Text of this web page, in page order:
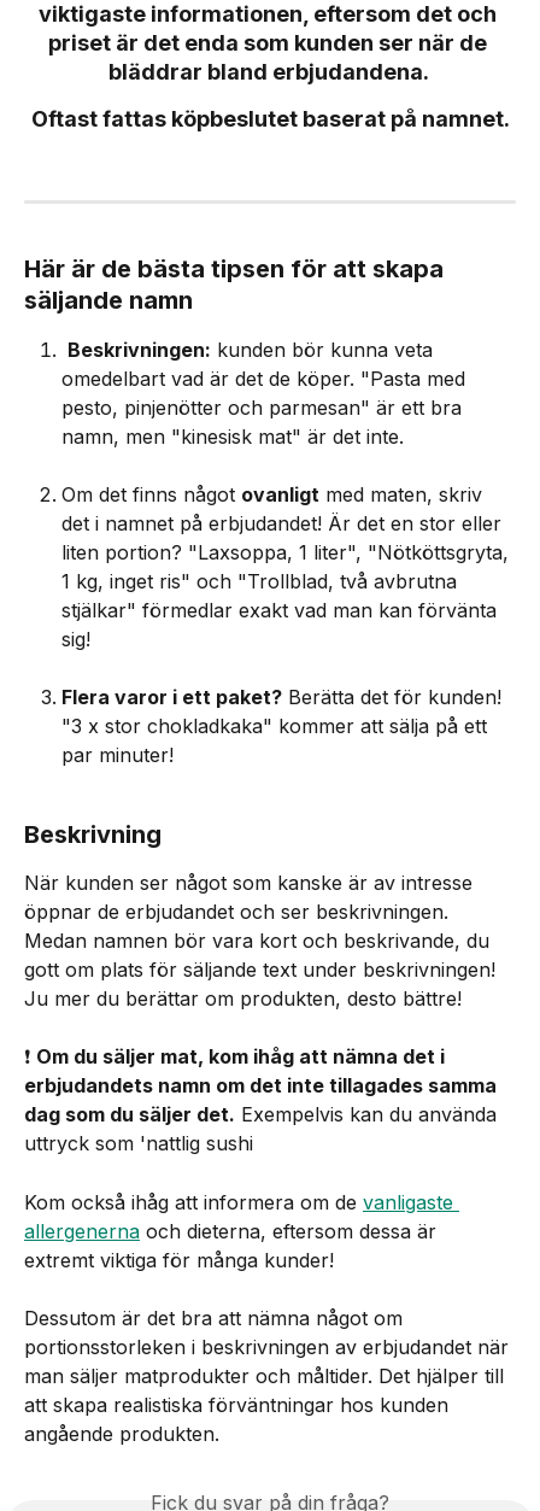
viktigaste informationen, eftersom det och
priset är det enda som kunden ser när de
bläddrar bland erbjudandena.
Oftast fattas köpbeslutet baserat på namnet.
Här är de bästa tipsen för att skapa
säljande namn
Beskrivningen: kunden bör kunna veta
omedelbart vad är det de köper. "Pasta med
pesto, pinjenötter och parmesan" är ett bra
namn, men "kinesisk mat" är det inte.
Om det finns något ovanligt med maten, skriv
det i namnet på erbjudandet! Är det en stor eller
liten portion? "Laxsoppa, 1 liter", "Nötköttsgryta,
1 kg, inget ris" och "Trollblad, två avbrutna
stjälkar" förmedlar exakt vad man kan förvänta
sig!
Flera varor i ett paket? Berätta det för kunden!
"3 x stor chokladkaka" kommer att sälja på ett
par minuter!
Beskrivning
När kunden ser något som kanske är av intresse
öppnar de erbjudandet och ser beskrivningen.
Medan namnen bör vara kort och beskrivande, du
gott om plats för säljande text under beskrivningen!
Ju mer du berättar om produkten, desto bättre!
❗️ Om du säljer mat, kom ihåg att nämna det i
erbjudandets namn om det inte tillagades samma
dag som du säljer det. Exempelvis kan du använda
uttryck som 'nattlig sushi
Kom också ihåg att informera om de vanligaste
allergenerna och dieterna, eftersom dessa är
extremt viktiga för många kunder!
Dessutom är det bra att nämna något om
portionsstorleken i beskrivningen av erbjudandet när
man säljer matprodukter och måltider. Det hjälper till
att skapa realistiska förväntningar hos kunden
angående produkten.
Fick du svar på din fråga?